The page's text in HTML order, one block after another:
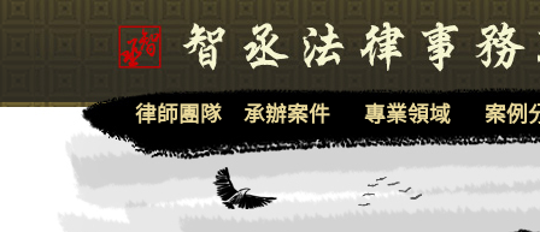
律師團隊 承辦案件 專業領域 案例